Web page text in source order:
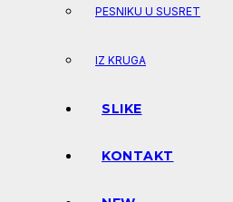
PESNIKU U SUSRET
IZ KRUGA
SLIKE
KONTAKT